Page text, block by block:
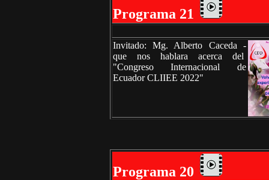
Programa 21
Invitado: Mg. Alberto Caceda -
que nos hablara acerca del
"Congreso Internacional de
Ecuador CLIIEE 2022"
Programa 20